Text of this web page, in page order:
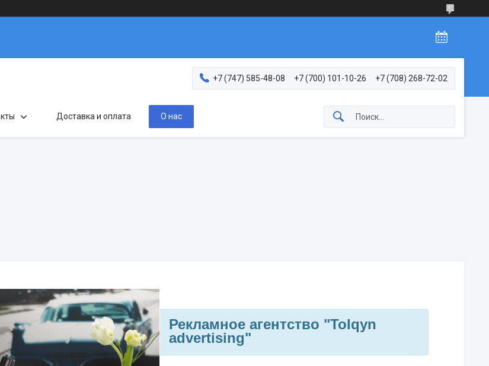
+7 (747) 585-48-08 +7 (700) 101-10-26 +7 (708) 268-72-02
Доставка и оплата О нас
Рекламное агентство "Tolqyn
advertising"